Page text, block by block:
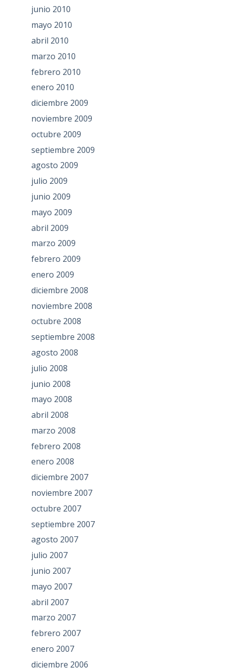
junio 2010
mayo 2010
abril 2010
marzo 2010
febrero 2010
enero 2010
diciembre 2009
noviembre 2009
octubre 2009
septiembre 2009
agosto 2009
julio 2009
junio 2009
mayo 2009
abril 2009
marzo 2009
febrero 2009
enero 2009
diciembre 2008
noviembre 2008
octubre 2008
septiembre 2008
agosto 2008
julio 2008
junio 2008
mayo 2008
abril 2008
marzo 2008
febrero 2008
enero 2008
diciembre 2007
noviembre 2007
octubre 2007
septiembre 2007
agosto 2007
julio 2007
junio 2007
mayo 2007
abril 2007
marzo 2007
febrero 2007
enero 2007
diciembre 2006